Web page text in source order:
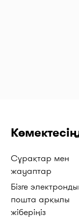
Сұрақтар мен
жауаптар
Бізге
пошта арқылы
жіберіңіз